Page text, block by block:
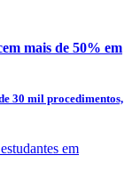
mais de 50% em
30 mil procedimentos,